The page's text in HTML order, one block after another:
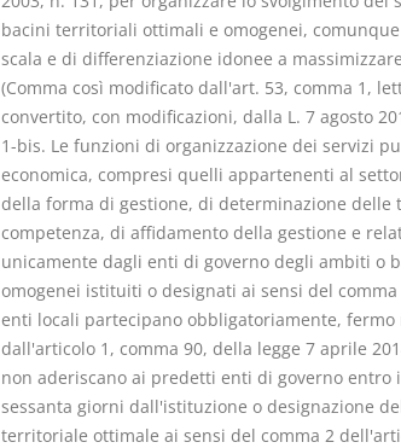
bacini territoriali ottimali e omogenei,
scala e di differenziazione idonee a
(Comma così modificato dall'art. 53, comma 1,
convertito, con modificazioni, dalla L. 7 agosto
1-bis. Le funzioni di organizzazione dei servizi
economica, compresi quelli appartenenti al
della forma di gestione, di determinazione
competenza, di affidamento della gestione e
unicamente dagli enti di governo degli ambiti o
omogenei istituiti o designati ai sensi del
enti locali partecipano obbligatoriamente,
dall'articolo 1, comma 90, della legge 7 aprile
non aderiscano ai predetti enti di governo entro
sessanta giorni dall'istituzione o designazione
territoriale ottimale ai sensi del comma 2